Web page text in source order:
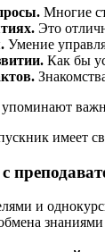
Многие
Это
Умение
Как бы
имеет
и